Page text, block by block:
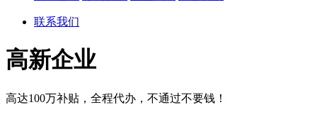
联系我们
高新企业
高达100万补贴，全程代办，不通过不要钱！